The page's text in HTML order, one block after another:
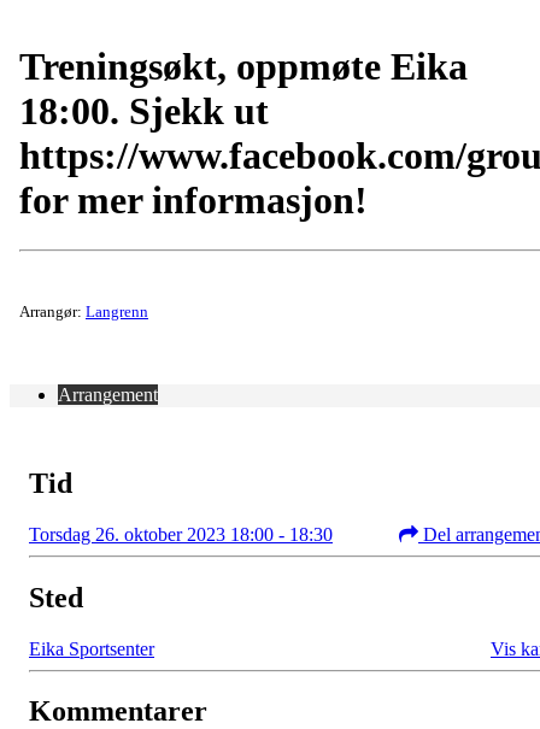
Treningsøkt, oppmøte Eika
18:00. Sjekk ut
https://www.facebook.com/
for mer informasjon!
Arrangør: Langrenn
Arrangement
Tid
Torsdag 26. oktober 2023 18:00 - 18:30 Del
Sted
Eika Sportsenter Vis
Kommentarer